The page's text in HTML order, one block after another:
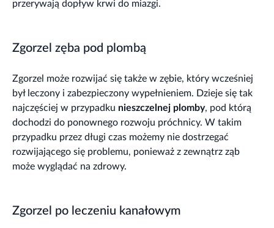
przerywają dopływ krwi do miazgi.
Zgorzel zęba pod plombą
Zgorzel może rozwijać się także w zębie, który wcześniej
był leczony i zabezpieczony wypełnieniem. Dzieje się tak
najczęściej w przypadku nieszczelnej plomby, pod którą
dochodzi do ponownego rozwoju próchnicy. W takim
przypadku przez długi czas możemy nie dostrzegać
rozwijającego się problemu, ponieważ z zewnątrz ząb
może wyglądać na zdrowy.
Zgorzel po leczeniu kanałowym